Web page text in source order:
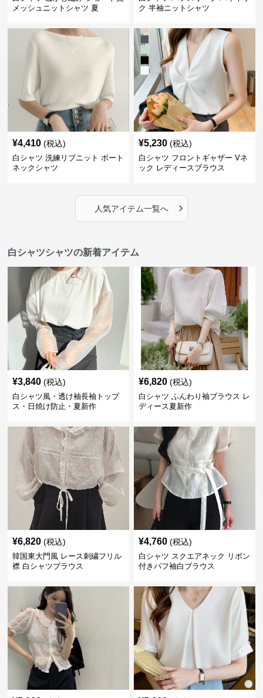
メッシュニットシャツ 夏
ク 半袖ニットシャツ
¥4,410 (税込)
白シャツ 洗練リブニット ボート
ネックシャツ
¥5,230 (税込)
白シャツ フロントギャザー Vネ
ック レディースブラウス
人気アイテム一覧へ ›
白シャツシャツの新着アイテム
¥3,840 (税込)
白シャツ風・透け袖長袖トップ
ス・日焼け防止・夏新作
¥6,820 (税込)
白シャツ ふんわり袖ブラウス レ
ディース夏新作
¥6,820 (税込)
韓国東大門風 レース刺繍フリル
襟 白シャツブラウス
¥4,760 (税込)
白シャツ スクエアネック リボン
付きパフ袖白ブラウス